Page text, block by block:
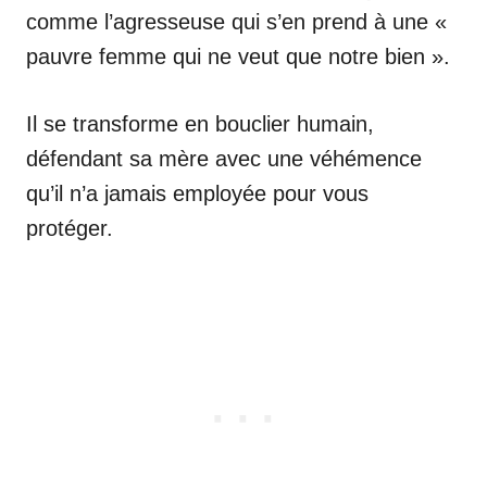
comme l’agresseuse qui s’en prend à une «
pauvre femme qui ne veut que notre bien ».
Il se transforme en bouclier humain,
défendant sa mère avec une véhémence
qu’il n’a jamais employée pour vous
protéger.